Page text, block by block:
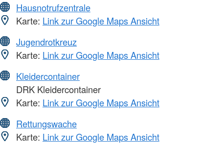
Hausnotrufzentrale
Karte: Link zur Google Maps Ansicht
Jugendrotkreuz
Karte: Link zur Google Maps Ansicht
Kleidercontainer
DRK Kleidercontainer
Karte: Link zur Google Maps Ansicht
Rettungswache
Karte: Link zur Google Maps Ansicht